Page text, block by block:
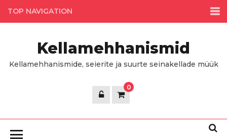
Skip
to
TOP NAVIGATION
Kellamehhanismid
Kellamehhanismide, seierite ja suurte seinakellade müük
0